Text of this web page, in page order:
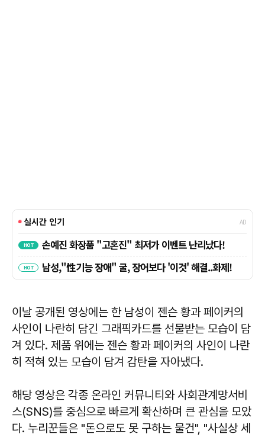
이날 공개된 영상에는 한 남성이 젠슨 황과 페이커의
사인이 나란히 담긴 그래픽카드를 선물받는 모습이 담
겨 있다. 제품 위에는 젠슨 황과 페이커의 사인이 나란
히 적혀 있는 모습이 담겨 감탄을 자아냈다.
해당 영상은 각종 온라인 커뮤니티와 사회관계망서비
스(SNS)를 중심으로 빠르게 확산하며 큰 관심을 모았
다. 누리꾼들은 "돈으로도 못 구하는 물건", "사실상 세